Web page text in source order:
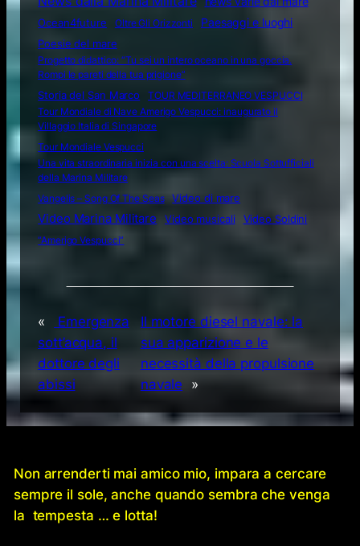
Ocean4future
Oltre Gli Orizzonti
Paesaggi e luoghi
Poesie del mare
Progetto didattico: “Tu sei un intero oceano in una goccia.
Rompi le pareti della tua prigione”
Storia del San Marco
TOUR MEDITERRANEO VESPUCCI
Tour Mondiale di Nave Amerigo Vespucci: inaugurato il
Villaggio Italia di Singapore
Tour Mondiale Vespucci
Una vita straordinaria inizia con una scelta: Scuola Sottufficiali
della Marina Militare
Vangelis – Song Of The Seas
Video di mare
Video Marina Militare Video musicali
Video Soldini
“Amerigo Vespucci”
«
Emergenza
sott’acqua, il
dottore degli
abissi
Il motore diesel navale: la
sua apparizione e le
necessità della propulsione
navale
»
Non arrenderti mai amico mio, impara a cercare
sempre il sole, anche quando sembra che venga
la tempesta … e lotta!